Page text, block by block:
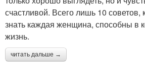
счастливой. Всего лишь 10
знать каждая женщина, способны в
жизнь.
читать дальше →